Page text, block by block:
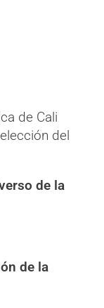
de Cali
del
de la
de la